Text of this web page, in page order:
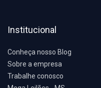
Institucional
Conheça nosso Blog
Sobre a empresa
Trabalhe conosco